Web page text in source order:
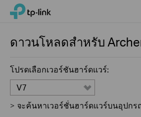
Click
navigation
TP-Link, Reliably Smart
ดาวนโหลดสำหรับ
โปรดเลือกเวอร์ชันฮาร์ดแวร์:
V7
> จะค้นหาเวอร์ชั่นฮาร์ดแวร์บนอุปกร